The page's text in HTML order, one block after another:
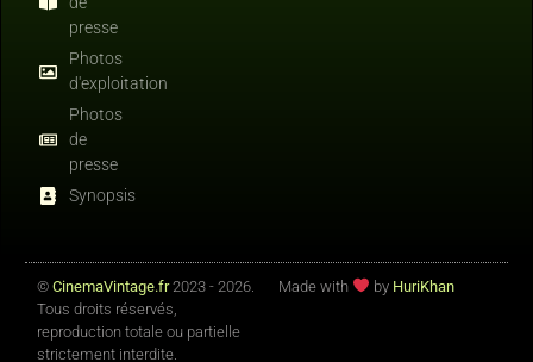
presse
Photos
d'exploitation
Photos
de
presse
Synopsis
© CinemaVintage.fr2023 - 2026.
Tous droits réservés,
reproduction totale ou partielle
strictement interdite.
Made with by HuriKhan